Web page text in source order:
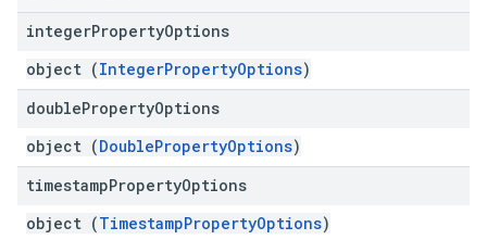
integerPropertyOptions
object (IntegerPropertyOptions)
doublePropertyOptions
object (DoublePropertyOptions)
timestampPropertyOptions
object (TimestampPropertyOptions)